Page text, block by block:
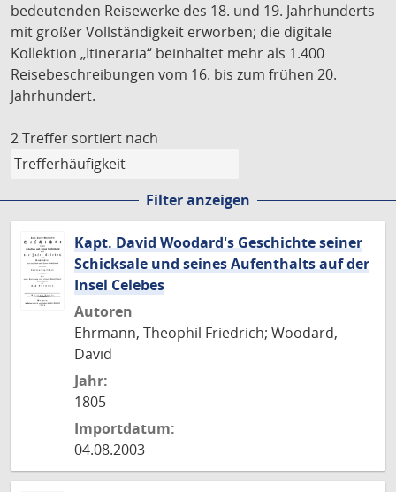
bedeutenden Reisewerke des 18. und 19. Jahrhunderts
mit großer Vollständigkeit erworben; die digitale
Kollektion „Itineraria“ beinhaltet mehr als 1.400
Reisebeschreibungen vom 16. bis zum frühen 20.
Jahrhundert.
2 Treffer sortiert nach
Filter anzeigen
Kapt. David Woodard's Geschichte seiner
Schicksale und seines Aufenthalts auf der
Insel Celebes
Autoren
Ehrmann, Theophil Friedrich; Woodard,
David
Jahr:
1805
Importdatum:
04.08.2003